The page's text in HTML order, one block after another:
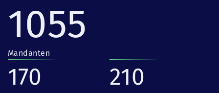
1055
Mandanten
170 210